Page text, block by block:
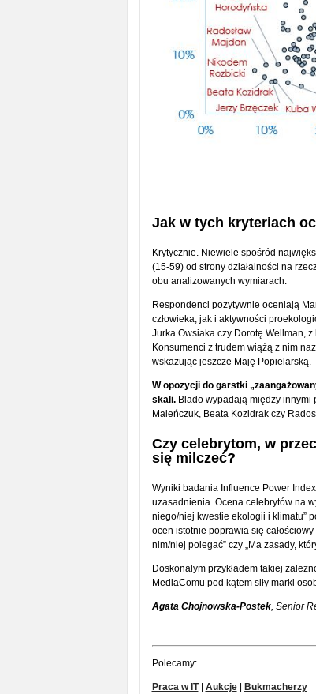
Jak w tych kryteriach
Krytycznie. Niewiele spośród
(15-59) od strony działalności na
obu analizowanych wymiarach.
Respondenci pozytywnie oceniają
człowieka, jak i aktywności
Jurka Owsiaka czy Dorotę Wellman,
Konsumenci z trudem wiążą z nim
wskazując jeszcze Maję Popielarską.
W opozycji do garstki
skali.Blado wypadają między innymi
Maleńczuk, Beata Kozidrak czy
Czy celebrytom, w
się milczeć?
Wyniki badania Influence Power
uzasadnienia. Ocena celebrytów na
niego/niej kwestie ekologii i klimatu”
ocen istotnie poprawia się
nim/niej polegać” czy „Ma zasady,
Doskonałym przykładem takiej
MediaComu pod kątem siły marki
Agata Chojnowska-Postek, Senior
Polecamy:
Praca w IT| Aukcje| Bukmacherzy